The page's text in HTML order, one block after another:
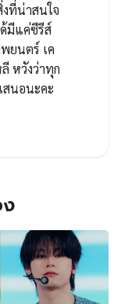
ที่น่าสนใจ
ด้มีแค่ซีรีส์
ยนตร์ เค
หวังว่าทุก
นอนะคะ